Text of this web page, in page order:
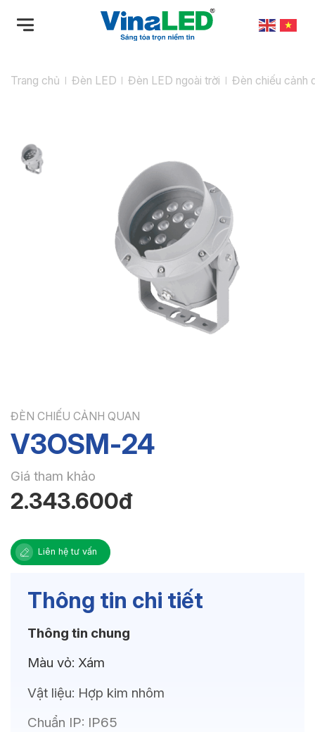
qua
dungTrang chủ Đèn LED Đèn LED ngoài trời Đèn chiếu cảnh
ĐÈN CHIẾU CẢNH QUAN
V3OSM-24
Giá tham khảo
2.343.600đ
Liên hệ tư vấn
Thông tin chi tiết
Thông tin chung
Màu vỏ: Xám
Vật liệu: Hợp kim nhôm
Chuẩn IP: IP65